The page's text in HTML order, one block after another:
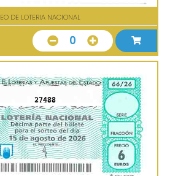
DE LOTERIA NACIONAL
0
27488